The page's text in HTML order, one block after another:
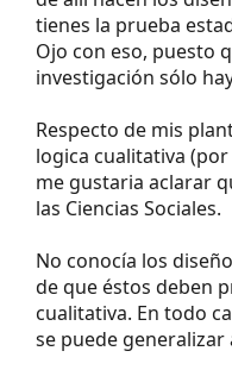
tienes la prueba
Ojo con eso, puesto
investigación sólo
Respecto de mis
logica cualitativa
me gustaria aclarar
las Ciencias Sociales.
No conocía los
de que éstos deben
cualitativa. En todo
se puede